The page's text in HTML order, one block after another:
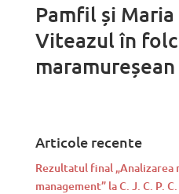
Pamfil și
Viteazul în
maramureșean
Articole recente
Rezultatul final „Analizarea
management” la C. J. C. P.